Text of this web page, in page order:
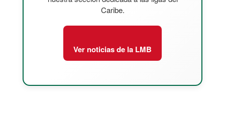
Caribe.
Ver noticias de la LMB